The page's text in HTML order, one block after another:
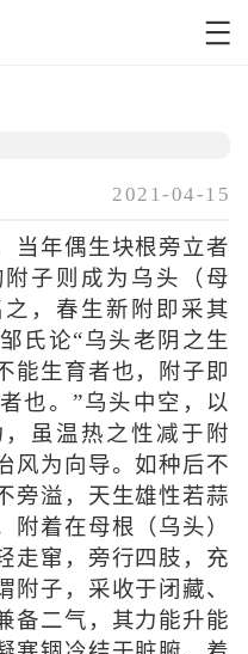
2021-04-15
年偶生块根旁立者
子则成为乌头（母
，春生新附即采其
氏论“乌头老阴之生
能生育者也，附子即
也。”乌头中空，以
虽温热之性减于附
风为向导。如种后不
旁溢，天生雄性若蒜
附着在母根（乌头）
走窜，旁行四肢，充
附子，采收于闭藏、
备二气，其力能升能